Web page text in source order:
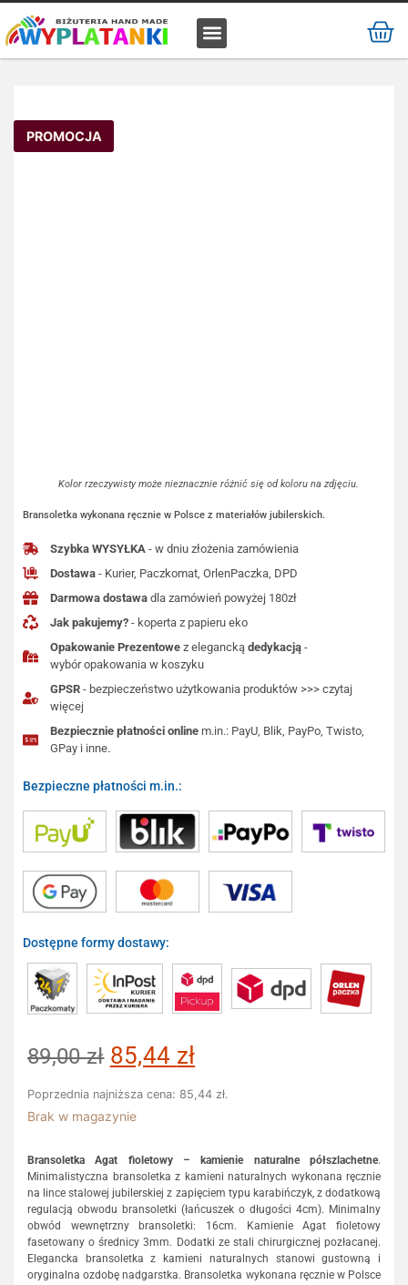
PROMOCJA
Kolor rzeczywisty może nieznacznie różnić się od koloru na zdjęciu.
Bransoletka wykonana ręcznie w Polsce z materiałów jubilerskich.
Szybka WYSYŁKA - w dniu złożenia zamówienia
Dostawa - Kurier, Paczkomat, OrlenPaczka, DPD
Darmowa dostawa dla zamówień powyżej 180zł
Jak pakujemy? - koperta z papieru eko
Opakowanie Prezentowe z eleganckądedykacją -
wybór opakowania w koszyku
GPSR - bezpieczeństwo użytkowania produktów >>> czytaj
więcej
Bezpiecznie płatności online m.in.: PayU, Blik, PayPo, Twisto,
GPay i inne.
Bezpieczne płatności m.in.:
Dostępne formy dostawy:
89,00zł 85,44 zł
Poprzednia najniższa cena: 85,44 zł.
Brak w magazynie
Bransoletka Agat fioletowy – kamienie naturalne półszlachetne.
Minimalistyczna bransoletka z kamieni naturalnych wykonana ręcznie
na lince stalowej jubilerskiej z zapięciem typu karabińczyk, z dodatkową
regulacją obwodu bransoletki (łańcuszek o długości 4cm). Minimalny
obwód wewnętrzny bransoletki: 16cm. Kamienie Agat fioletowy
fasetowany o średnicy 3mm. Dodatki ze stali chirurgicznej pozłacanej.
Elegancka bransoletka z kamieni naturalnych stanowi gustowną i
oryginalna ozdobę nadgarstka. Bransoletka wykonana ręcznie w Polsce